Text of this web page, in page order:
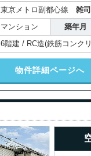
東京メトロ副都心線 雑
マンション 築年月
6階建 / RC造(鉄筋コンク
物件詳細ページへ